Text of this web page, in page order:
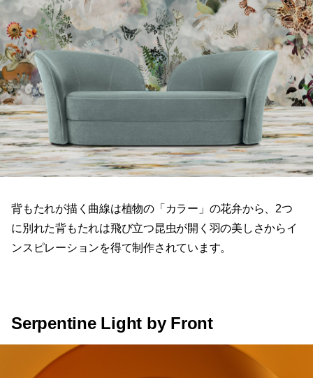
背もたれが描く曲線は植物の「カラー」の花弁から、2つ
に別れた背もたれは飛び立つ昆虫が開く羽の美しさからイ
ンスピレーションを得て制作されています。
Serpentine Light by Front